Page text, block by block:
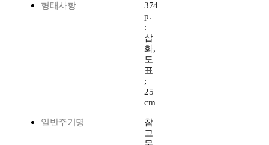
형태사항
374
p.
:
삽
화,
도
표
;
25
cm
일반주기명
참
고